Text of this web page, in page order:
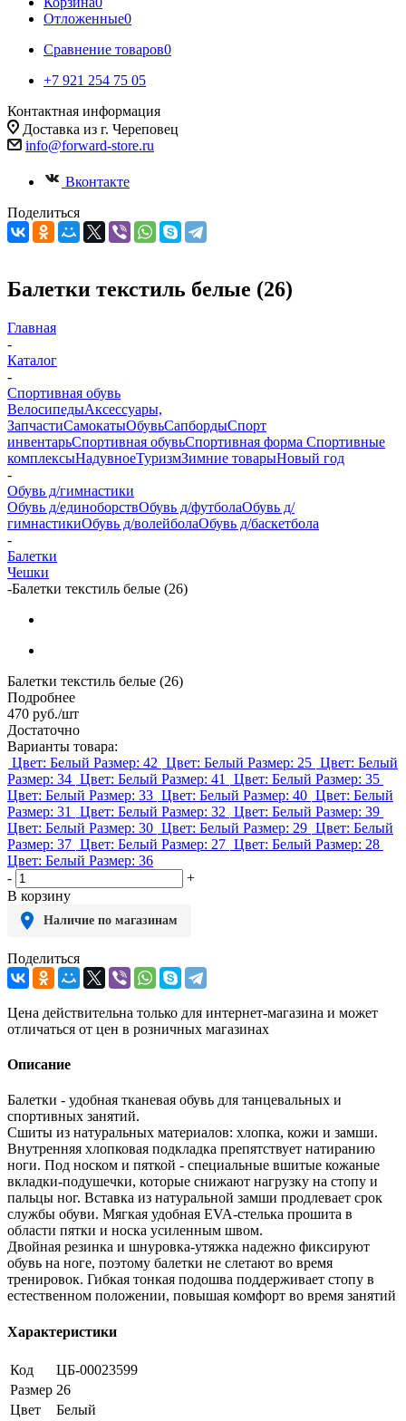
Отложенные0
Сравнение товаров0
+7 921 254 75 05
Контактная информация
Доставка из г. Череповец
info@forward-store.ru
Вконтакте
Поделиться
Балетки текстиль белые (26)
Главная
-
Каталог
-
Спортивная обувь
ВелосипедыАксессуары,
ЗапчастиСамокатыОбувьСапбордыСпорт
инвентарьСпортивная обувьСпортивная форма Спортивные
комплексыНадувноеТуризмЗимние товарыНовый год
-
Обувь д/гимнастики
Обувь д/единоборствОбувь д/футболаОбувь д/
гимнастикиОбувь д/волейболаОбувь д/баскетбола
-
Балетки
Чешки
-Балетки текстиль белые (26)
Балетки текстиль белые (26)
Подробнее
470 руб./шт
Достаточно
Варианты товара:
Цвет: Белый Размер: 42 Цвет: Белый Размер: 25 Цвет: Белый
Размер: 34 Цвет: Белый Размер: 41 Цвет: Белый Размер: 35
Цвет: Белый Размер: 33 Цвет: Белый Размер: 40 Цвет: Белый
Размер: 31
Цвет: Белый Размер: 32 Цвет: Белый Размер: 39
Цвет: Белый Размер: 30 Цвет: Белый Размер: 29 Цвет: Белый
Размер: 37 Цвет: Белый Размер: 27 Цвет: Белый Размер: 28
Цвет: Белый Размер: 36
-
+
В корзину
Наличие по магазинам
Поделиться
Цена действительна только для интернет-магазина и может
отличаться от цен в розничных магазинах
Описание
Балетки - удобная тканевая обувь для танцевальных и
спортивных занятий.
Сшиты из натуральных материалов: хлопка, кожи и замши.
Внутренняя хлопковая подкладка препятствует натиранию
ноги. Под носком и пяткой - специальные вшитые кожаные
вкладки-подушечки, которые снижают нагрузку на стопу и
пальцы ног. Вставка из натуральной замши продлевает срок
службы обуви. Мягкая удобная EVA-стелька прошита в
области пятки и носка усиленным швом.
Двойная резинка и шнуровка-утяжка надежно фиксируют
обувь на ноге, поэтому балетки не слетают во время
тренировок. Гибкая тонкая подошва поддерживает стопу в
естественном положении, повышая комфорт во время занятий
Характеристики
Код
ЦБ-00023599
Размер 26
Цвет
Белый